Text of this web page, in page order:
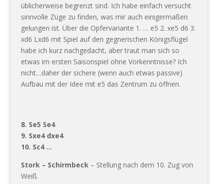
üblicherweise begrenzt sind. Ich habe einfach versucht
sinnvolle Züge zu finden, was mir auch einigermaßen
gelungen ist. Über die Opfervariante 1. … e5 2. xe5 d6 3.
xd6 Lxd6 mit Spiel auf den gegnerischen Königsflügel
habe ich kurz nachgedacht, aber traut man sich so
etwas im ersten Saisonspiel ohne Vorkenntnisse? Ich
nicht…daher der sichere (wenn auch etwas passive)
Aufbau mit der Idee mit e5 das Zentrum zu öffnen.
8. Se5 Se4
9. Sxe4 dxe4
10. Sc4 …
Stork – Schirmbeck– Stellung nach dem 10. Zug von
Weiß.